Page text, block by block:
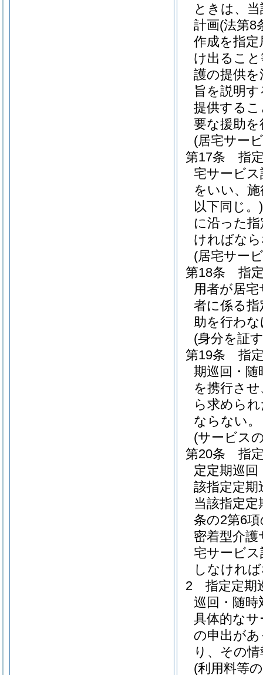
ときは、
計画(法第8
作成を指
け出るこ
護の提供
旨を説明
提供する
要な援助
(居宅サー
第17条
指
宅サービス
をいい、
以下同じ。)
に沿った
ければな
(居宅サー
第18条
指
用者が居
者に係る
助を行わ
(身分を証
第19条
指
期巡回・随
を携行さ
ら求めら
ならない。
(サービス
第20条
指
定定期巡
該指定定期
当該指定
条の2第6
密着型介
宅サービ
しなけれ
2
指定定期
巡回・随
具体的な
の申出が
り、その
(利用料等